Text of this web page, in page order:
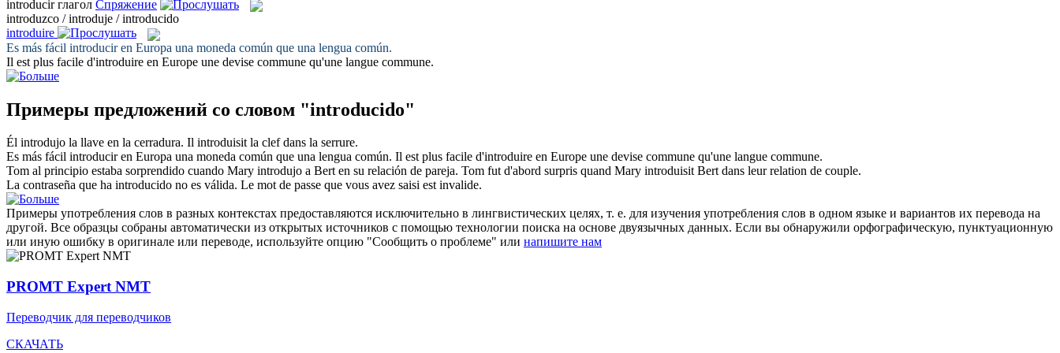
introducir глагол Спряжение
introduzco / introduje / introducido
introduire
Es más fácil introduciren Europa una moneda común que una lengua común.
Il est plus facile d'introduire en Europe une devise commune qu'une langue commune.
Примеры предложений со словом "introducido"
Él introdujo la llave en la cerradura. Il introduisitla clef dans la serrure.
Es más fácil introduciren Europa una moneda común que una lengua común. Il est plus facile d'introduire en Europe une devise commune qu'une langue commune.
Tom al principio estaba sorprendido cuando Mary introdujo a Bert en su relación de pareja. Tom fut d'abord surpris quand Mary introduisitBert dans leur relation de couple.
La contraseña que ha introducido no es válida. Le mot de passe que vous avez saisi est invalide.
Примеры употребления слов в разных контекстах предоставляются исключительно в лингвистических целях, т. е. для изучения употребления слов в одном языке и вариантов их перевода на
другой. Все образцы собраны автоматически из открытых источников с помощью технологии поиска на основе двуязычных данных. Если вы обнаружили орфографическую, пунктуационную
или иную ошибку в оригинале или переводе, используйте опцию "Сообщить о проблеме" или напишите нам
PROMT Expert NMT
Переводчик для переводчиков
СКАЧАТЬ